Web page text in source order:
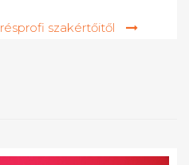
szakértőitől